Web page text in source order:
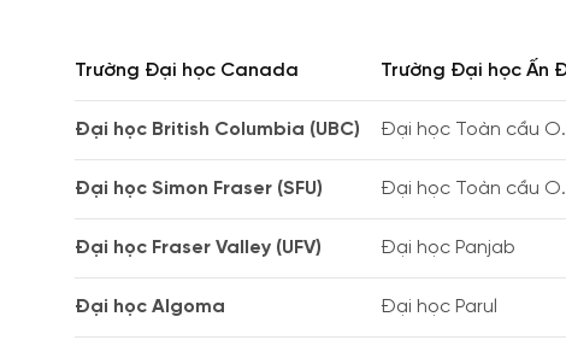
Trường Đại học Canada Trường Đại học Ấn
Đại học British Columbia (UBC) Đại học Toàn cầu
Đại học Simon Fraser (SFU) Đại học Toàn cầu
Đại học Fraser Valley (UFV) Đại học Panjab
Đại học Algoma Đại học Parul